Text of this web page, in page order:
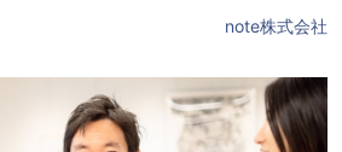
note株式会社